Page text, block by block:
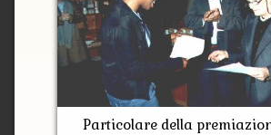
Particolare della